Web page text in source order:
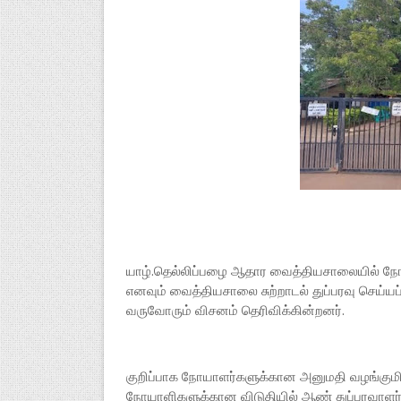
யாழ்.தெல்லிப்பழை ஆதார வைத்தியசாலையில்
எனவும் வைத்தியசாலை சுற்றாடல் துப்பரவு
வருவோரும் விசனம் தெரிவிக்கின்றனர்.
குறிப்பாக நோயாளர்களுக்கான அனுமதி
நோயாளிகளுக்கான விடுதியில் ஆண்